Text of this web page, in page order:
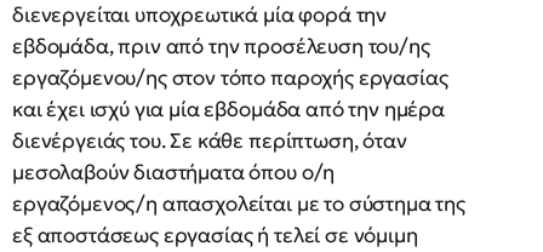
διενεργείται υποχρεωτικά μία φορά την
εβδομάδα, πριν από την προσέλευση του/ης
εργαζόμενου/ης στον τόπο παροχής εργασίας
και έχει ισχύ για μία εβδομάδα από την ημέρα
διενέργειάς του. Σε κάθε περίπτωση, όταν
μεσολαβούν διαστήματα όπου ο/η
εργαζόμενος/η απασχολείται με το σύστημα της
εξ αποστάσεως εργασίας ή τελεί σε νόμιμη